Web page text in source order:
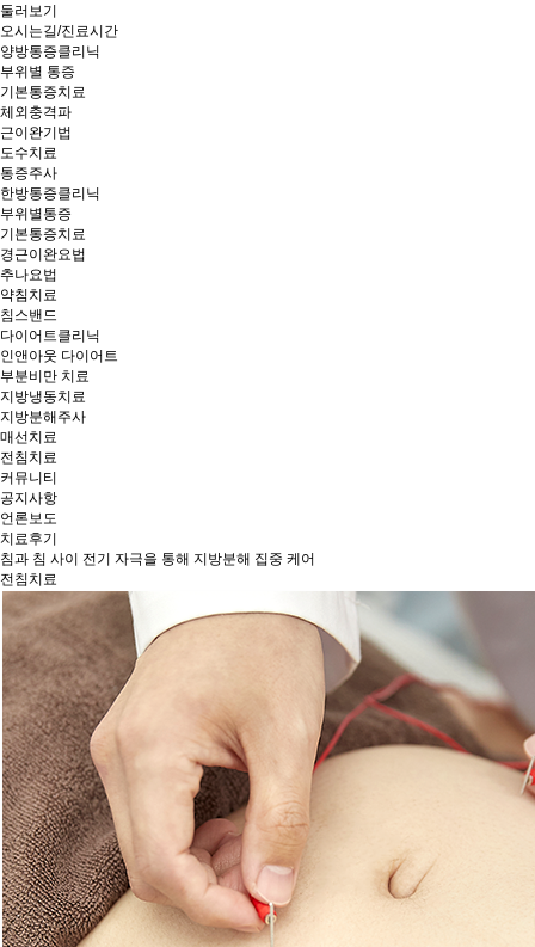
둘러보기
오시는길/진료시간
양방통증클리닉
부위별 통증
기본통증치료
체외충격파
근이완기법
도수치료
통증주사
한방통증클리닉
부위별통증
기본통증치료
경근이완요법
추나요법
약침치료
침스밴드
다이어트클리닉
인앤아웃 다이어트
부분비만 치료
지방냉동치료
지방분해주사
매선치료
전침치료
커뮤니티
공지사항
언론보도
치료후기
침과 침 사이 전기 자극을 통해 지방분해 집중 케어
전침치료